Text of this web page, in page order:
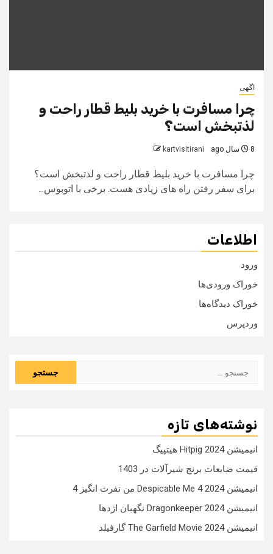
اگهی
چرا مسافرت با خرید بلیط قطار راحت و
لذتبخش است؟
8 سال ago kartvisitirani
چرا مسافرت با خرید بلیط قطار راحت و لذتبخش است؟
برای سفر رفتن راه های زیادی هست. برخی با اتوبوس...
اطلاعات
ورود
خوراک ورودی‌ها
خوراک دیدگاه‌ها
وردپرس
نوشته‌های تازه
انیمیشن Hitpig 2024 هیتپیگ
قیمت ضایعات برنج شیرآلات در 1403
انیمیشن Despicable Me 4 2024 من نفرت انگیز 4
انیمیشن Dragonkeeper 2024 نگهبان اژدها
انیمیشن The Garfield Movie 2024 گارفیلد